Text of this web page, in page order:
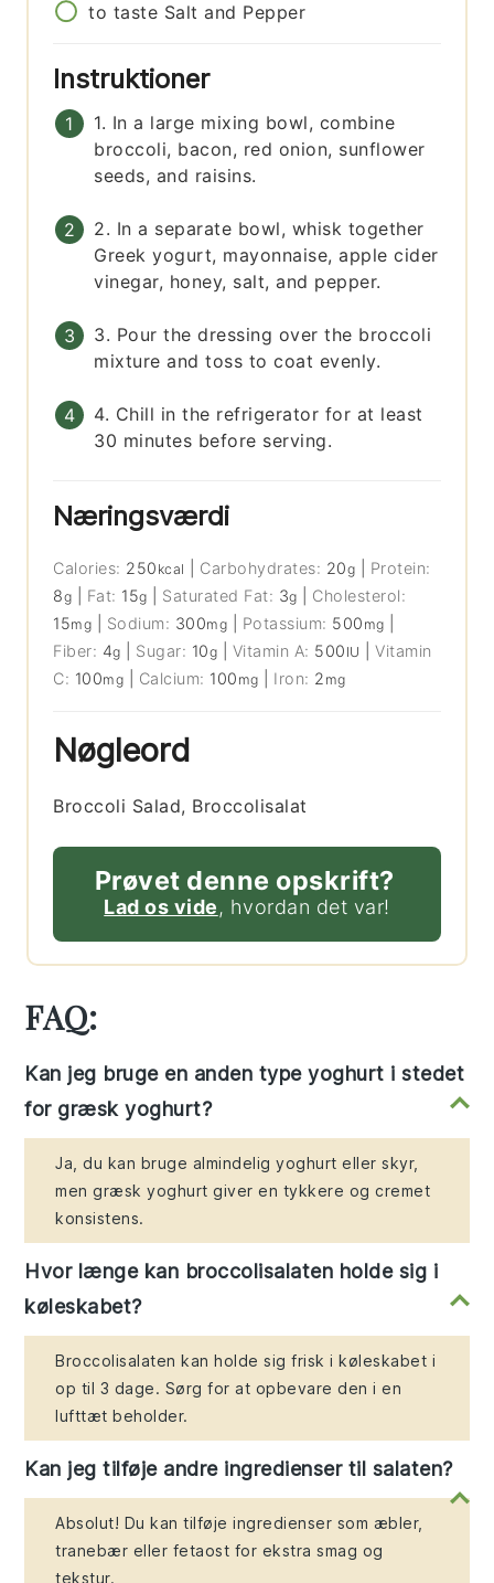
to taste Salt and Pepper
Instruktioner
1. In a large mixing bowl, combine
broccoli, bacon, red onion, sunflower
seeds, and raisins.
2. In a separate bowl, whisk together
Greek yogurt, mayonnaise, apple cider
vinegar, honey, salt, and pepper.
3. Pour the dressing over the broccoli
mixture and toss to coat evenly.
4. Chill in the refrigerator for at least
30 minutes before serving.
Næringsværdi
Calories: 250 kcal Carbohydrates: 20g
Protein:
8g Fat: 15g Saturated Fat: 3g
Cholesterol:
15mg Sodium: 300mg Potassium: 500 mg
Fiber: 4g Sugar: 10g Vitamin A: 500 IU |Vitamin
C: 100mg Calcium: 100 mg Iron: 2 mg
Nøgleord
Broccoli Salad, Broccolisalat
Prøvet denne opskrift?
Lad os vide, hvordan det var!
FAQ:
Kan jeg bruge en anden type yoghurt i stedet
for græsk yoghurt?
Ja, du kan bruge almindelig yoghurt eller skyr,
men græsk yoghurt giver en tykkere og cremet
konsistens.
Hvor længe kan broccolisalaten holde sig i
køleskabet?
Broccolisalaten kan holde sig frisk i køleskabet i
op til 3 dage. Sørg for at opbevare den i en
lufttæt beholder.
Kan jeg tilføje andre ingredienser til salaten?
Absolut! Du kan tilføje ingredienser som æbler,
tranebær eller fetaost for ekstra smag og
tekstur.